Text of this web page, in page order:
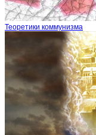
Теоретики коммунизма